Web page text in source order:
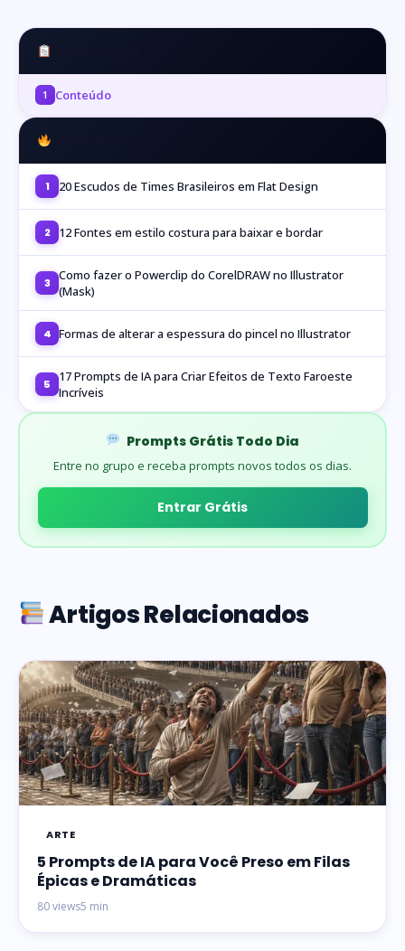
1 Conteúdo
1 20 Escudos de Times Brasileiros em Flat Design
2 12 Fontes em estilo costura para baixar e bordar
3 Como fazer o Powerclip do CorelDRAW no Illustrator
(Mask)
4 Formas de alterar a espessura do pincel no Illustrator
5
17 Prompts de IA para Criar Efeitos de Texto Faroeste
Incríveis
Prompts Grátis Todo Dia
Entre no grupo e receba prompts novos todos os dias.
Entrar Grátis
Artigos Relacionados
ARTE
5 Prompts de IA para Você Preso em Filas
Épicas e Dramáticas
80 views5 min